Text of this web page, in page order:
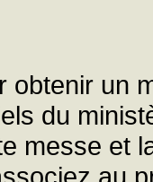
obtenir un
du
messe et
au